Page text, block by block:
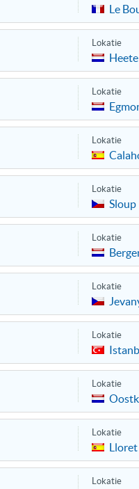
Le
Lokatie
Lokatie
Lokatie
Lokatie
Sloup
Lokatie
Lokatie
Lokatie
Lokatie
Lokatie
Lokatie